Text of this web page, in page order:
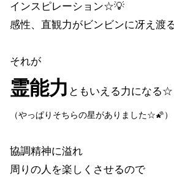
インスピレーション☆💡
感性、直観力がビンビンに冴え渡
それが
霊能力 ともいえる力になる
（やっぱりそちらの星がありました☆🌠）
協調精神に溢れ
周りの人を楽しくさせるので